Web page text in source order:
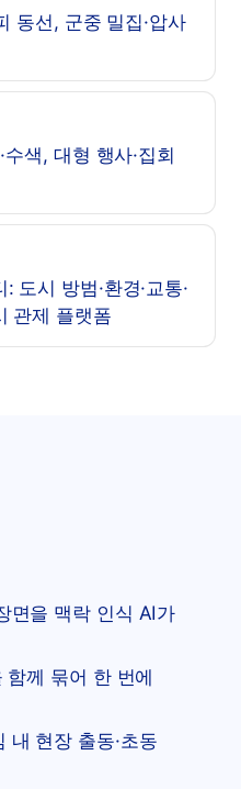
동선, 군중 밀집·압사
수색, 대형 행사·집회
도시 방범·환경·교통·
관제 플랫폼
면을 맥락 인식 AI가
함께 묶어 한 번에
내 현장 출동·초동